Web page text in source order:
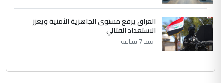
العراق يرفع مستوى الجاهزية الأمنية ويعزز
الاستعداد القتالي
منذ 7 ساعة